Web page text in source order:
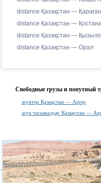
distance Қазақстан —
distance Қазақстан —
distance Қазақстан —
distance Қазақстан — Орал
Свободные грузы и попутный
жүктер Қазақстан — Ақтау
жүк тасымалдау Қазақстан —